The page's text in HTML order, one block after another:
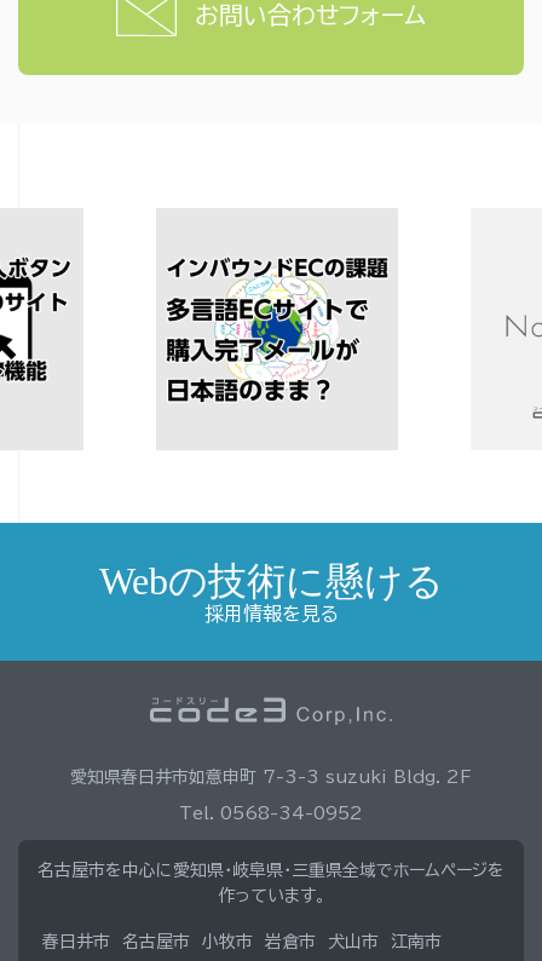
お問い合わせフォーム
Webの技術に懸ける
採用情報を見る
愛知県春日井市如意申町 7-3-3 suzuki Bldg. 2F
Tel. 0568-34-0952
名古屋市を中心に愛知県・岐阜県・三重県全域でホームページを
作っています。
春日井市 名古屋市 小牧市 岩倉市 犬山市 江南市